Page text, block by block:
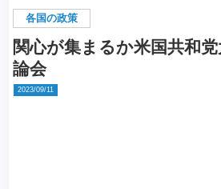
各国の政策
関心が集まるか米国共和
論会
2023/09/11